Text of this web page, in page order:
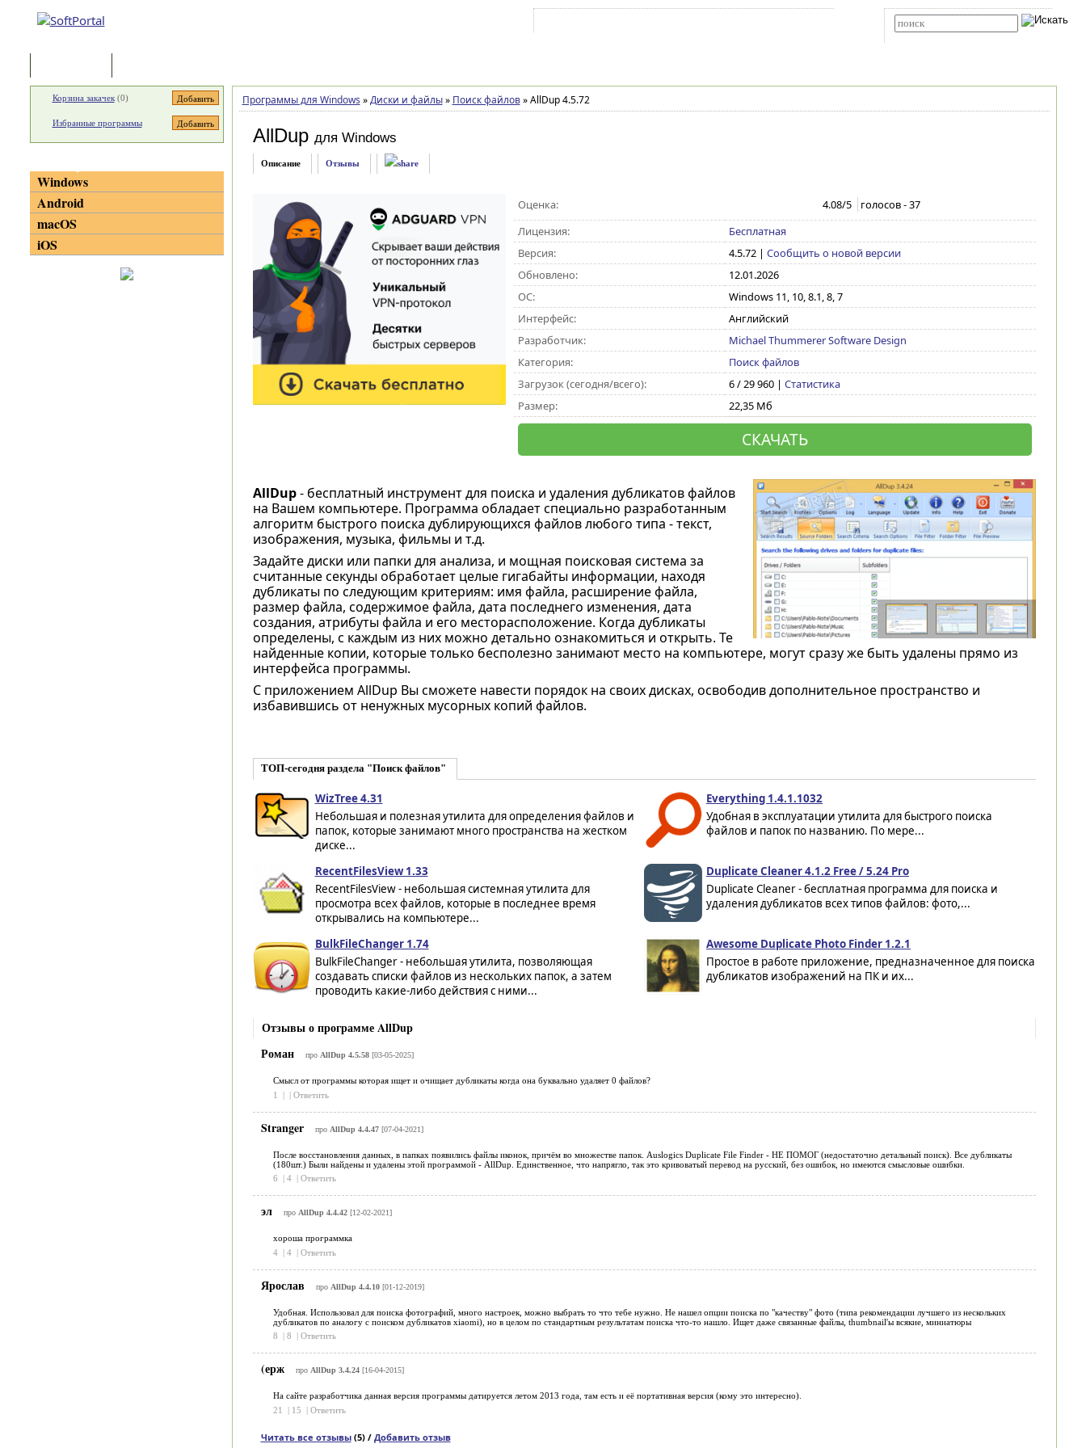
Программы для Windows » Диски и файлы » Поиск файлов »AllDup 4.5.72
AllDup для Windows
Описание Отзывы
Оценка: 4.08/5 голосов -37
Лицензия:
Бесплатная
Версия:
4.5.72| Сообщить о новой версии
Обновлено:
12.01.2026
ОС:
Windows 11, 10, 8.1, 8, 7
Интерфейс:
Английский
Разработчик:
Michael Thummerer Software Design
Категория:
Поиск файлов
Загрузок (сегодня/всего):
6 / 29 960 | Статистика
Размер:
22,35 Мб
СКАЧАТЬ
AllDup- бесплатный инструмент для поиска и удаления дубликатов файлов
на Вашем компьютере. Программа обладает специально разработанным
алгоритм быстрого поиска дублирующихся файлов любого типа - текст,
изображения, музыка, фильмы и т.д.
Задайте диски или папки для анализа, и мощная поисковая система за
считанные секунды обработает целые гигабайты информации, находя
дубликаты по следующим критериям: имя файла, расширение файла,
размер файла, содержимое файла, дата последнего изменения, дата
создания, атрибуты файла и его месторасположение. Когда дубликаты
определены, с каждым из них можно детально ознакомиться и открыть. Те
найденные копии, которые только бесполезно занимают место на компьютере, могут сразу же быть удалены прямо из
интерфейса программы.
С приложением AllDup Вы сможете навести порядок на своих дисках, освободив дополнительное пространство и
избавившись от ненужных мусорных копий файлов.
ТОП-сегодня раздела "Поиск файлов"
WizTree 4.31
Небольшая и полезная утилита для определения файлов и
папок, которые занимают много пространства на жестком
диске...
Everything 1.4.1.1032
Удобная в эксплуатации утилита для быстрого поиска
файлов и папок по названию. По мере...
RecentFilesView 1.33
RecentFilesView - небольшая системная утилита для
просмотра всех файлов, которые в последнее время
открывались на компьютере...
Duplicate Cleaner 4.1.2 Free / 5.24 Pro
Duplicate Cleaner - бесплатная программа для поиска и
удаления дубликатов всех типов файлов: фото,...
BulkFileChanger 1.74
BulkFileChanger - небольшая утилита, позволяющая
создавать списки файлов из нескольких папок, а затем
проводить какие-либо действия с ними...
Awesome Duplicate Photo Finder 1.2.1
Простое в работе приложение, предназначенное для поиска
дубликатов изображений на ПК и их...
Отзывы о программе AllDup
Роман
про AllDup 4.5.58[03-05-2025]
Смысл от программы которая ищет и очищает дубликаты когда она буквально удаляет 0 файлов?
1
| | Ответить
Stranger про AllDup 4.4.47[07-04-2021]
После восстановления данных, в папках появились файлы иконок, причём во множестве папок. Auslogics Duplicate File Finder - НЕ ПОМОГ (недостаточно детальный поиск). Все дубликаты
(180шт.) Были найдены и удалены этой программой - AllDup. Единственное, что напрягло, так это кривоватый перевод на русский, без ошибок, но имеются смысловые ошибки.
6
| 4 | Ответить
эл про AllDup 4.4.42[12-02-2021]
хороша программка
4 | 4 | Ответить
Ярослав про AllDup 4.4.10[01-12-2019]
Удобная. Использовал для поиска фотографий, много настроек, можно выбрать то что тебе нужно. Не нашел опции поиска по "качеству" фото (типа рекомендации лучшего из нескольких
дубликатов по аналогу с поиском дубликатов xiaomi), но в целом по стандартным результатам поиска что-то нашло. Ищет даже связанные файлы, thumbnail'ы всякие, миниатюры
8
| 8 | Ответить
(ерж про AllDup 3.4.24[16-04-2015]
На сайте разработчика данная версия программы датируется летом 2013 года, там есть и её портативная версия (кому это интересно).
21
| 15 | Ответить
Читать все отзывы(5) / Добавить отзыв
Корзина закачек(0)
Избранные программы
Windows
Android
macOS
iOS